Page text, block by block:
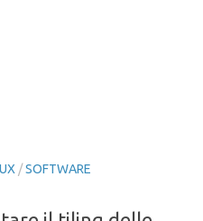
(roberto ferramosca)
e configurare pytyle, tool
delle finestre delle finestre